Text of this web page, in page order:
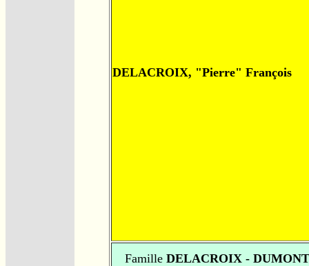
DELACROIX, "Pierre" François
FamilleDELACROIX - DUMONT